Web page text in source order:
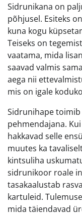
Sidrunikana on
põhjusel. Esiteks
kuna kogu
Teiseks on
vaatama, mida
saavad valmis
aega nii
mis on igale
Sidrunihape
pehmendajana.
hakkavad selle
muutes ka
kintsuliha
sidrunikoor roale
tasakaalustab
kartuleid.
mida täiendavad